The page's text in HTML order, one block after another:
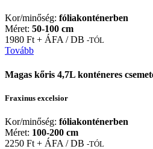
Kor/minőség: fóliakonténerben
Méret: 50-100 cm
1980 Ft + ÁFA / DB -TÓL
Tovább
Magas kőris 4,7L konténeres
Fraxinus excelsior
Kor/minőség: fóliakonténerben
Méret: 100-200 cm
2250 Ft + ÁFA / DB -TÓL